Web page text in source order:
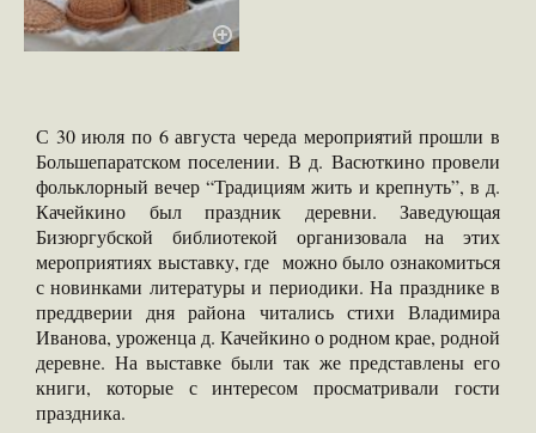
С 30 июля по 6 августа череда мероприятий прошли в
Большепаратском поселении. В д. Васюткино провели
фольклорный вечер “Традициям жить и крепнуть”, в д.
Качейкино был праздник деревни. Заведующая
Бизюргубской библиотекой организовала на этих
мероприятиях выставку, где можно было ознакомиться
с новинками литературы и периодики. На празднике в
преддверии дня района читались стихи Владимира
Иванова, уроженца д. Качейкино о родном крае, родной
деревне. На выставке были так же представлены его
книги, которые с интересом просматривали гости
праздника.